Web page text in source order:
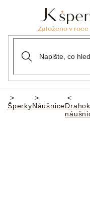
Domů
ŠperkyNáušnice